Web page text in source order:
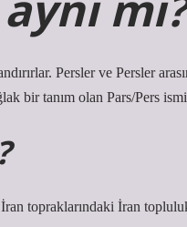
Persler ve Persler
bir tanım olan Pars/Pers